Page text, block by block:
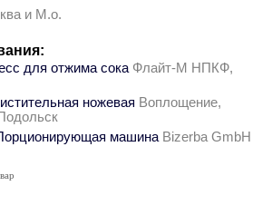
и М.о.
для отжима сока Флайт-М НПКФ,
ножевая Воплощение,
машина Bizerba GmbH